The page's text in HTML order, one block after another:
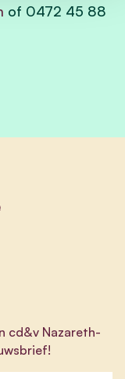
of 0472 45 88
cd&v Nazareth-